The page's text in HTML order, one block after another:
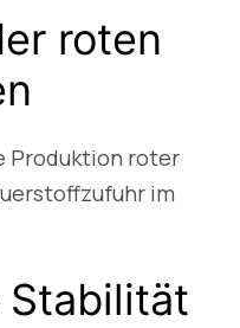
roten
Produktion roter
im
Stabilität